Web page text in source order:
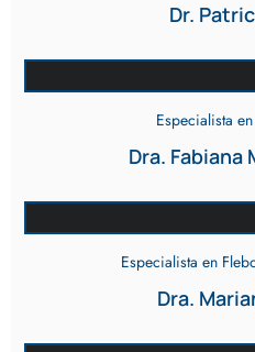
Dr.
Especialista
Dra.
Especialista en
Dra.